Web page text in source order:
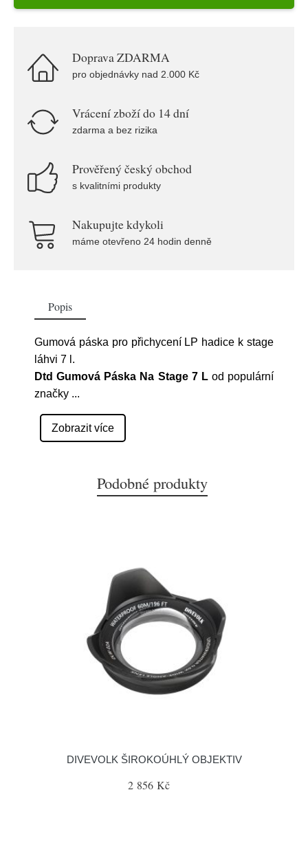
Doprava ZDARMA
pro objednávky nad 2.000 Kč
Vrácení zboží do 14 dní
zdarma a bez rizika
Prověřený český obchod
s kvalitními produkty
Nakupujte kdykoli
máme otevřeno 24 hodin denně
Popis
Gumová páska pro přichycení LP hadice k stage
láhvi 7 l.
Dtd Gumová Páska Na Stage 7 Lod populární
značky ...
Zobrazit více
Podobné produkty
DIVEVOLK ŠIROKOÚHLÝ OBJEKTIV
2 856 Kč